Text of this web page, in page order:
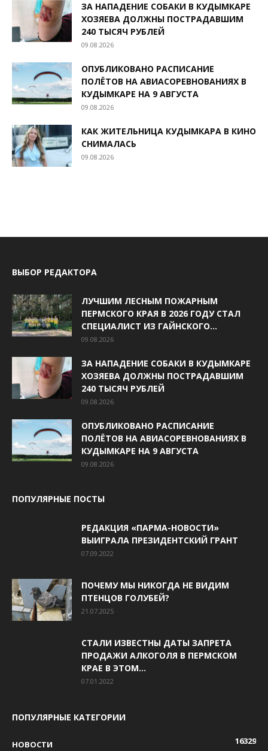
ЗА НАПАДЕНИЕ СОБАКИ В КУДЫМКАРЕ
ХОЗЯЕВА ДОЛЖНЫ ПОСТРАДАВШИМ
240 ТЫСЯЧ РУБЛЕЙ
09.08.2026
ОПУБЛИКОВАНО РАСПИСАНИЕ
ПОЛЁТОВ НА АВИАСОРЕВНОВАНИЯХ В
КУДЫМКАРЕ НА 9 АВГУСТА
09.08.2026
КАК ЖИТЕЛЬНИЦА КУДЫМКАРА В КИНО
СНИМАЛАСЬ
09.08.2026
ВЫБОР РЕДАКТОРА
ЛУЧШИМ ЛЕСНЫМ ПОЖАРНЫМ
ПЕРМСКОГО КРАЯ В 2026 ГОДУ СТАЛ
СПЕЦИАЛИСТ ИЗ ГАЙНСКОГО...
09.08.2026
ЗА НАПАДЕНИЕ СОБАКИ В КУДЫМКАРЕ
ХОЗЯЕВА ДОЛЖНЫ ПОСТРАДАВШИМ
240 ТЫСЯЧ РУБЛЕЙ
09.08.2026
ОПУБЛИКОВАНО РАСПИСАНИЕ
ПОЛЁТОВ НА АВИАСОРЕВНОВАНИЯХ В
КУДЫМКАРЕ НА 9 АВГУСТА
09.08.2026
ПОПУЛЯРНЫЕ ПОСТЫ
РЕДАКЦИЯ «ПАРМА-НОВОСТИ»
ВЫИГРАЛА ПРЕЗИДЕНТСКИЙ ГРАНТ
07.09.2022
ПОЧЕМУ МЫ НИКОГДА НЕ ВИДИМ
ПТЕНЦОВ ГОЛУБЕЙ?
21.07.2025
СТАЛИ ИЗВЕСТНЫ ДАТЫ ЗАПРЕТА
ПРОДАЖИ АЛКОГОЛЯ В ПЕРМСКОМ
КРАЕ В ЭТОМ...
07.01.2022
ПОПУЛЯРНЫЕ КАТЕГОРИИ
НОВОСТИ
16329